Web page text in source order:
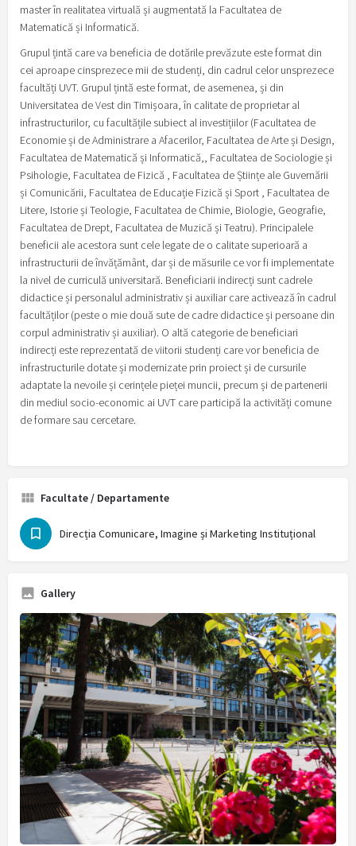
master în realitatea virtuală și augmentată la Facultatea de
Matematică și Informatică.
Grupul țintă care va beneficia de dotările prevăzute este format din
cei aproape cinsprezece mii de studenți, din cadrul celor unsprezece
facultăți UVT. Grupul țintă este format, de asemenea, și din
Universitatea de Vest din Timișoara, în calitate de proprietar al
infrastructurilor, cu facultățile subiect al investițiilor (Facultatea de
Economie și de Administrare a Afacerilor, Facultatea de Arte și Design,
Facultatea de Matematică și Informatică,, Facultatea de Sociologie și
Psihologie, Facultatea de Fizică , Facultatea de Științe ale Guvernării
și Comunicării, Facultatea de Educație Fizică și Sport , Facultatea de
Litere, Istorie și Teologie, Facultatea de Chimie, Biologie, Geografie,
Facultatea de Drept, Facultatea de Muzică și Teatru). Principalele
beneficii ale acestora sunt cele legate de o calitate superioară a
infrastructurii de învățământ, dar și de măsurile ce vor fi implementate
la nivel de curriculă universitară. Beneficiarii indirecți sunt cadrele
didactice și personalul administrativ și auxiliar care activează în cadrul
facultăților (peste o mie două sute de cadre didactice și persoane din
corpul administrativ și auxiliar). O altă categorie de beneficiari
indirecți este reprezentată de viitorii studenți care vor beneficia de
infrastructurile dotate și modernizate prin proiect și de cursurile
adaptate la nevoile și cerințele pieței muncii, precum și de partenerii
din mediul socio-economic ai UVT care participă la activități comune
de formare sau cercetare.
Facultate / Departamente
Direcția Comunicare, Imagine și Marketing Instituțional
Gallery